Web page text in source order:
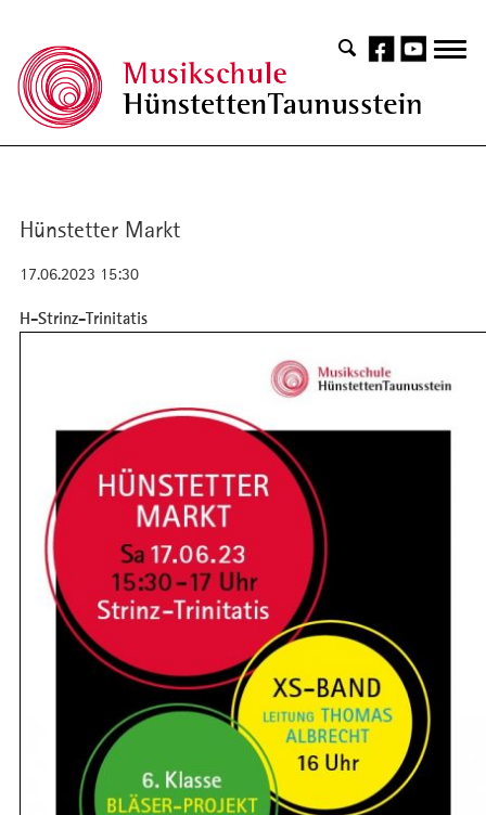
Hünstetter Markt
17.06.2023 15:30
H-Strinz-Trinitatis